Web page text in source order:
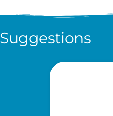
Suggestions